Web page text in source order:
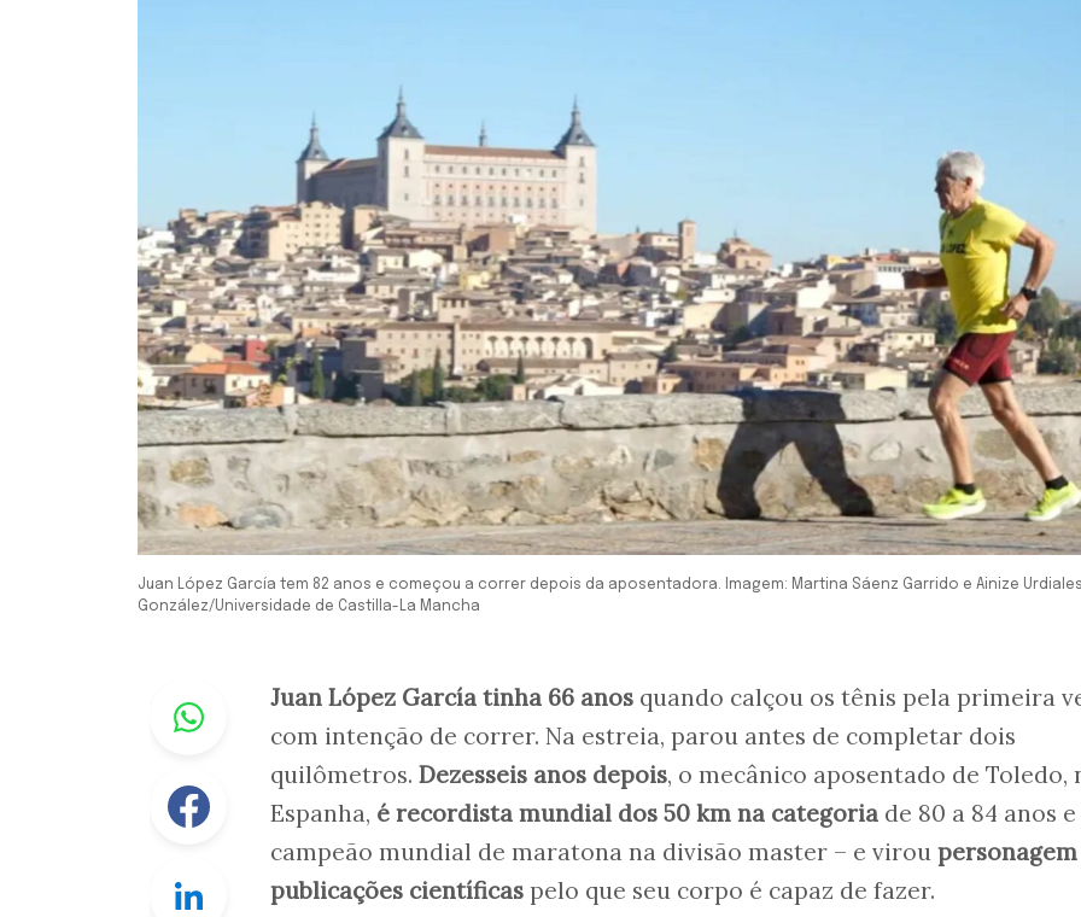
Juan López García tem 82 anos e começou a correr depois da aposentadora. Imagem: Martina Sáenz Garrido e Ainize
González/Universidade de Castilla-La Mancha
Whastapp
Facebook
Juan López García tinha 66 anos quando calçou os tênis pela primeira
com intenção de correr. Na estreia, parou antes de completar dois
quilômetros. Dezesseis anos depois, o mecânico aposentado de Toledo,
Espanha, é recordista mundial dos 50 km na categoria de 80 a 84 anos e
campeão mundial de maratona na divisão master – e virou
publicações científicas pelo que seu corpo é capaz de fazer.